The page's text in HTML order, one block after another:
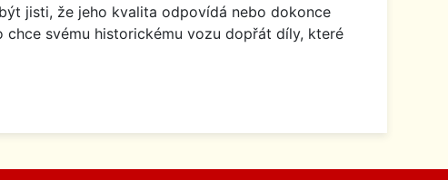
jisti, že jeho kvalita odpovídá nebo dokonce
svému historickému vozu dopřát díly, které